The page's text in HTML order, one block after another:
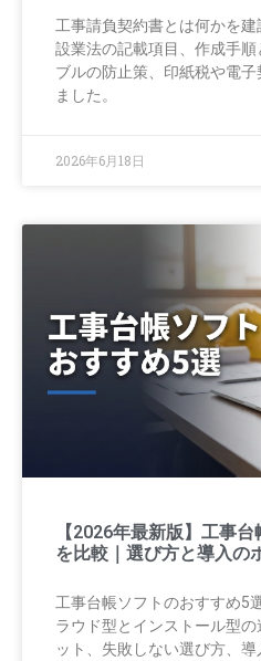
工事請負契約書とは何かを
設業法の記載項目、作成手
ブルの防止策、印紙税や電
ました。
2026年6月18日
【2026年最新版】工事
を比較｜選び方と導入の
工事台帳ソフトのおすすめ5
ラウド型とインストール型
ット、失敗しない選び方、